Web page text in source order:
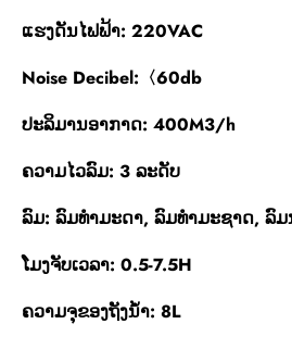
ແຮງດັນໄຟຟ້າ: 220VAC
Noise Decibel:〈60db
ປະລິມານອາກາດ: 400M3/h
ຄວາມໄວລົມ: 3 ລະດັບ
ລົມ: ລົມທໍາມະດາ, ລົມທໍາມະຊາດ, ລົ
ໂມງຈັບເວລາ: 0.5-7.5H
ຄວາມຈຸຂອງຖັງນ້ໍາ: 8L